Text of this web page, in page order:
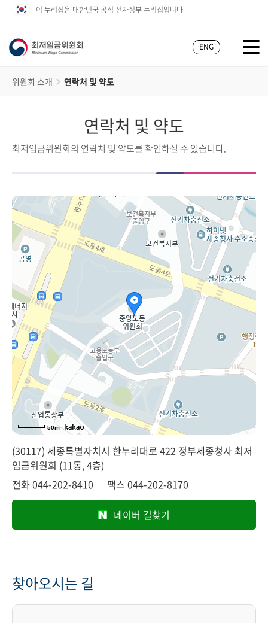
이 누리집은 대한민국 공식 전자정부 누리집입니다.
ENG
위원회 소개 연락처 및 약도
연락처 및 약도
최저임금위원회의 연락처 및 약도를 확인하실 수 있습니다.
50m
(30117) 세종특별자치시 한누리대로 422 정부세종청사 최저
임금위원회 (11동, 4층)
전화044-202-8410 팩스 044-202-8170
네이버 길찾기
찾아오시는 길